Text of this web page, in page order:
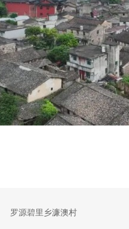
罗源碧里乡濂澳村